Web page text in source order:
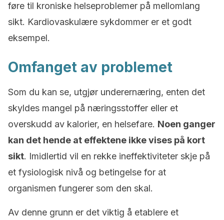
føre til kroniske helseproblemer på mellomlang
sikt. Kardiovaskulære sykdommer er et godt
eksempel.
Omfanget av problemet
Som du kan se, utgjør underernæring, enten det
skyldes mangel på næringsstoffer eller et
overskudd av kalorier, en helsefare. Noen ganger
kan det hende at effektene ikke vises på kort
sikt. Imidlertid vil en rekke ineffektiviteter skje på
et fysiologisk nivå og betingelse for at
organismen fungerer som den skal.
Av denne grunn er det viktig å etablere et